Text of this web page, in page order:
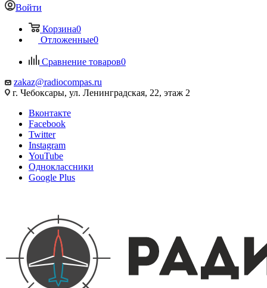
Войти
Корзина0
Отложенные0
Сравнение товаров0
zakaz@radiocompas.ru
г. Чебоксары, ул. Ленинградская, 22, этаж 2
Вконтакте
Facebook
Twitter
Instagram
YouTube
Одноклассники
Google Plus